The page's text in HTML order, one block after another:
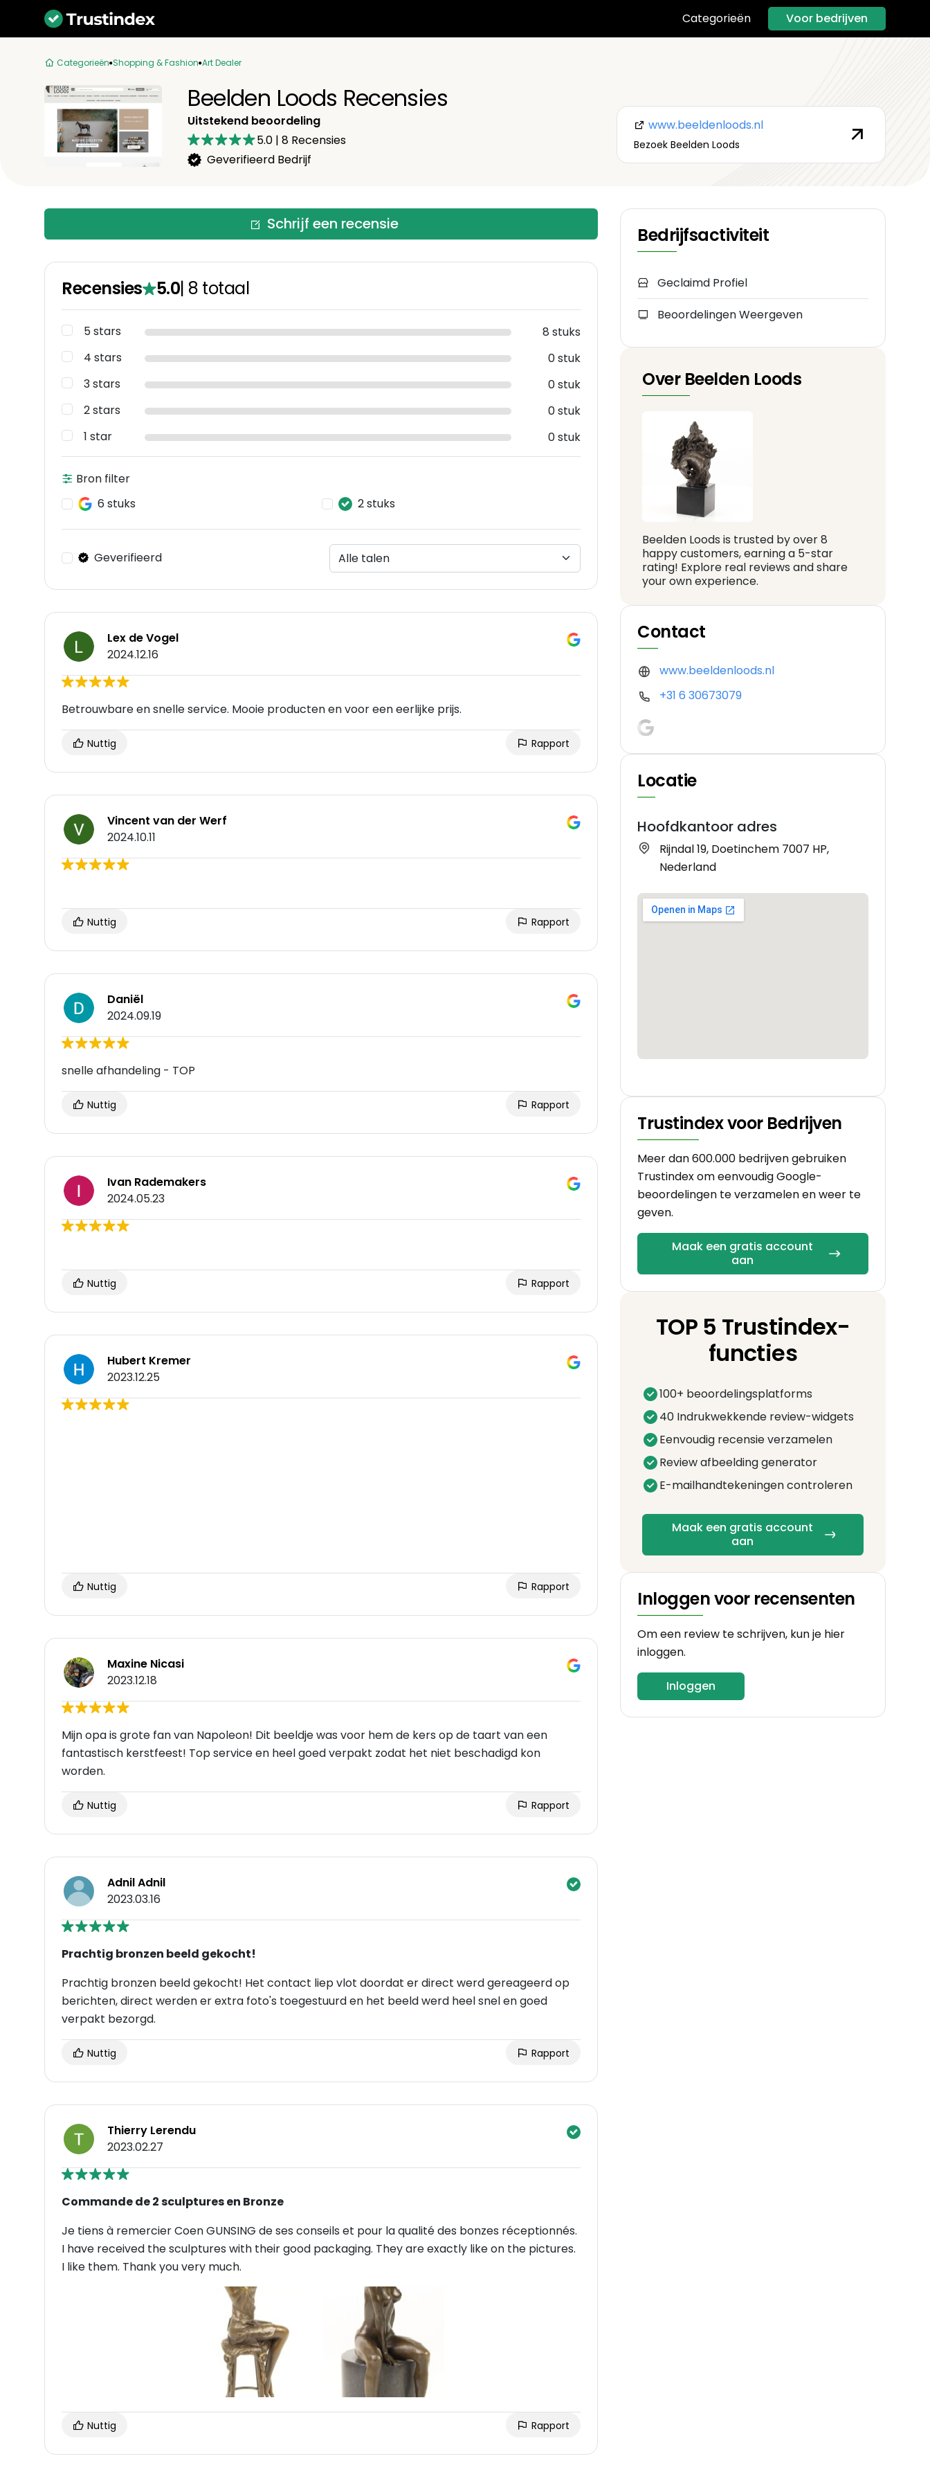
Categorieën Voor bedrijven
Categorieën Shopping & Fashion Art Dealer
Beelden Loods Recensies
Uitstekend beoordeling
5.0 | 8Recensies
Geverifieerd Bedrijf
www.beeldenloods.nl
Bezoek Beelden Loods
Schrijf een recensie
Recensies 5.0| 8 totaal
5 stars
8 stuks
4 stars
0 stuk
3 stars
0 stuk
2 stars
0 stuk
1 star
0 stuk
Bron filter
6 stuks
2 stuks
Geverifieerd
Lex de Vogel
2024.12.16
Betrouwbare en snelle service. Mooie producten en voor een eerlijke prijs.
Nuttig Rapport
Vincent van der Werf
2024.10.11
Nuttig Rapport
Daniël
2024.09.19
snelle afhandeling - TOP
Nuttig Rapport
Ivan Rademakers
2024.05.23
Nuttig Rapport
Hubert Kremer
2023.12.25
Nuttig Rapport
Maxine Nicasi
2023.12.18
Mijn opa is grote fan van Napoleon! Dit beeldje was voor hem de kers op de taart van een
fantastisch kerstfeest! Top service en heel goed verpakt zodat het niet beschadigd kon
worden.
Nuttig Rapport
Adnil Adnil
2023.03.16
Prachtig bronzen beeld gekocht!
Prachtig bronzen beeld gekocht! Het contact liep vlot doordat er direct werd gereageerd op
berichten, direct werden er extra foto's toegestuurd en het beeld werd heel snel en goed
verpakt bezorgd.
Nuttig Rapport
Thierry Lerendu
2023.02.27
Commande de 2 sculptures en Bronze
Je tiens à remercier Coen GUNSING de ses conseils et pour la qualité des bonzes réceptionnés.
I have received the sculptures with their good packaging. They are exactly like on the pictures.
I like them. Thank you very much.
Nuttig Rapport
Bedrijfsactiviteit
Geclaimd Profiel
Beoordelingen Weergeven
Over Beelden Loods
Beelden Loods is trusted by over 8
happy customers, earning a 5-star
rating! Explore real reviews and share
your own experience.
Contact
www.beeldenloods.nl
+31 6 30673079
Locatie
Hoofdkantoor adres
Rijndal 19, Doetinchem 7007 HP,
Nederland
Trustindex voor Bedrijven
Meer dan 600.000 bedrijven gebruiken
Trustindex om eenvoudig Google-
beoordelingen te verzamelen en weer te
geven.
Maak een gratis account
aan
TOP 5 Trustindex-
functies
100+ beoordelingsplatforms
40 Indrukwekkende review-widgets
Eenvoudig recensie verzamelen
Review afbeelding generator
E-mailhandtekeningen controleren
Maak een gratis account
aan
Inloggen voor recensenten
Om een review te schrijven, kun je hier
inloggen.
Inloggen